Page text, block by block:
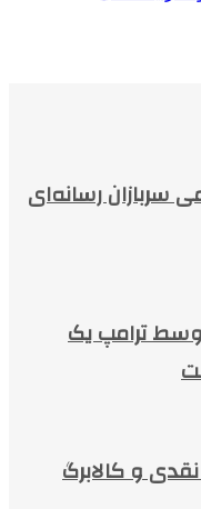
سربازان رسانه‌ای
ترامپ یک
و کالابرگ